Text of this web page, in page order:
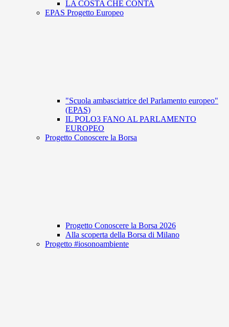
LA COSTA CHE CONTA
EPAS Progetto Europeo
"Scuola ambasciatrice del Parlamento europeo"
(EPAS)
IL POLO3 FANO AL PARLAMENTO
EUROPEO
Progetto Conoscere la Borsa
Progetto Conoscere la Borsa 2026
Alla scoperta della Borsa di Milano
Progetto #iosonoambiente